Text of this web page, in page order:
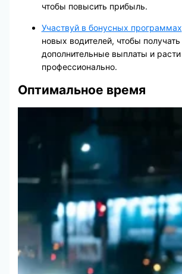
чтобы повысить прибыль.
Участвуй в бонусных программах
новых водителей, чтобы получать
дополнительные выплаты и расти
профессионально.
Оптимальное время